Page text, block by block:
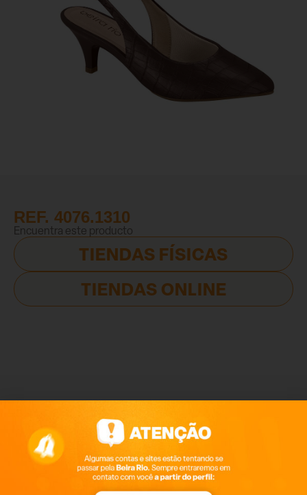
REF. 4076.1310
Encuentra este producto
TIENDAS FÍSICAS
TIENDAS ONLINE
Productos relacionados